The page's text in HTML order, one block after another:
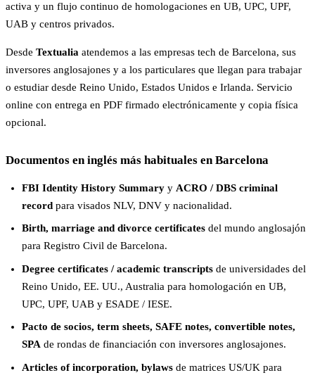
activa y un flujo continuo de homologaciones en UB, UPC, UPF,
UAB y centros privados.
Desde Textualia atendemos a las empresas tech de Barcelona, sus
inversores anglosajones y a los particulares que llegan para trabajar
o estudiar desde Reino Unido, Estados Unidos e Irlanda. Servicio
online con entrega en PDF firmado electrónicamente y copia física
opcional.
Documentos en inglés más habituales en Barcelona
FBI Identity History Summaryy ACRO / DBS criminal
recordpara visados NLV, DNV y nacionalidad.
Birth, marriage and divorce certificatesdel mundo anglosajón
para Registro Civil de Barcelona.
Degree certificates / academic transcriptsde universidades del
Reino Unido, EE. UU., Australia para homologación en UB,
UPC, UPF, UAB y ESADE / IESE.
Pacto de socios, term sheets, SAFE notes, convertible notes,
SPAde rondas de financiación con inversores anglosajones.
Articles of incorporation, bylawsde matrices US/UK para